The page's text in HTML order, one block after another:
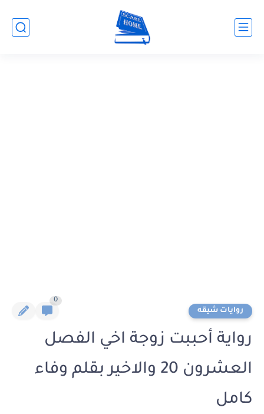
روايات شيقه
0
رواية أحببت زوجة اخي الفصل
العشرون 20 والاخير بقلم وفاء
كامل